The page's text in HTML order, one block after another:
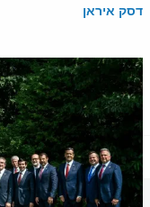
דסק איראן